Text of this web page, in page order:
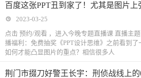
百度这张PPT丑到家了！尤其是图片上
2023-03-25
点击 预约/观看 ，进入今晚专题直播课 直播主
播福利：免费抽奖《PPT设计思维》之前看到了
如何才能凸显图片的重点？相信很多人
荆门市掇刀好警王长宇：刑侦战线上